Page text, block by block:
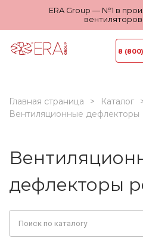
ERA Group — №1 в
8
Главная страница
Каталог
Вентиляционные дефлекторы
дефлекторы